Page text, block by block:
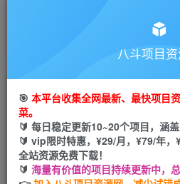
此内容为付费阅读，请付费后查看
会员专属
您暂
开通会
八斗项目
🎯 本平台收集全网最新、最快项目
菜。
🔰 每日稳定更新10~20个项目，涵
🔰 vip限时特惠，¥29/月，¥79/年
全站资源免费下载！
🔰 海量有价值的项目持续更新中，